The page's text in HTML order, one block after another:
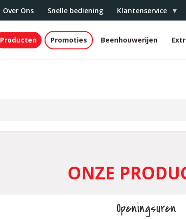
Over Ons Snelle bediening Klantenservice
Producten Promoties Beenhouwerijen
ONZE
Openingsuren